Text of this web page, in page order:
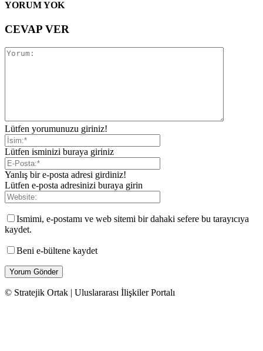
YORUM YOK
CEVAP VER
Lütfen yorumunuzu giriniz!
Lütfen isminizi buraya giriniz
Yanlış bir e-posta adresi girdiniz!
Lütfen e-posta adresinizi buraya girin
Ismimi, e-postamı ve web sitemi bir dahaki sefere bu tarayıcıya
kaydet.
Beni e-bültene kaydet
© Stratejik Ortak | Uluslararası İlişkiler Portalı